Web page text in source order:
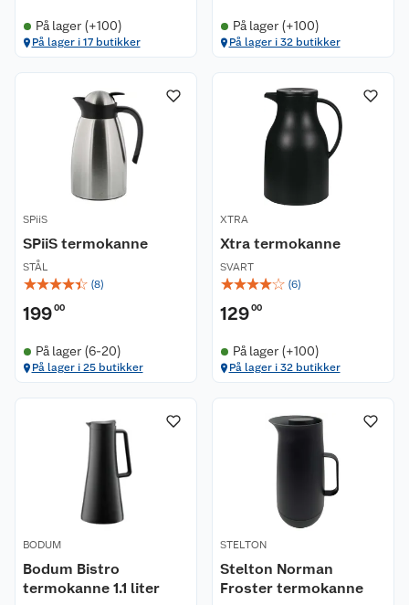
På lager (+100)
På lager i 17 butikker
På lager (+100)
På lager i 32 butikker
SPiiS
SPiiS termokanne
STÅL
☆☆☆☆☆ (8)
19900
På lager (6-20)
På lager i 25 butikker
XTRA
Xtra termokanne
SVART
☆☆☆☆☆ (6)
12900
På lager (+100)
På lager i 32 butikker
BODUM
Bodum Bistro
termokanne 1.1 liter
STELTON
Stelton Norman
Froster termokanne
Om oss
Våre butikker
Våre merkevarer
Coop kjeder
Ledige stillinger
Kontakt oss
Reklamasjon og garanti
Ofte stilte spørsmål
Betalingsalternativer
Leveringsalternativer
Åpent kjøp